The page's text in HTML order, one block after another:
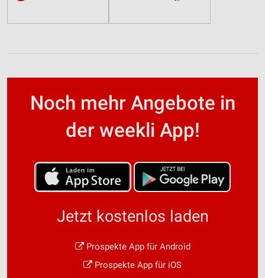
Noch mehr Angebote in
der weekli App!
Jetzt kostenlos laden
Prospekte App für Android
Prospekte App für iOS